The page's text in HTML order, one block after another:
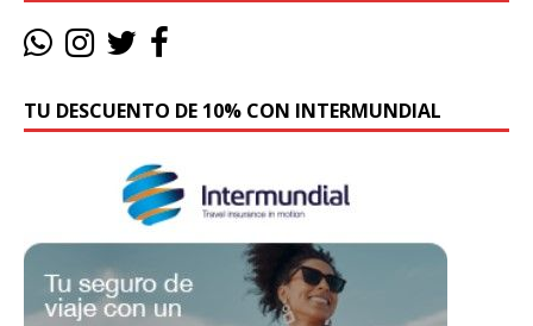
TU DESCUENTO DE 10% CON INTERMUNDIAL